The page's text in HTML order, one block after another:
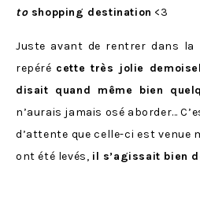
toshopping destination <3
Juste avant de rentrer dans la
repéré cette très jolie
disait quand même bien
n’aurais jamais osé aborder…
d’attente que celle-ci est venue
ont été levés, il s’agissait bien